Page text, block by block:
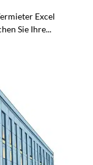
Excel
Sie Ihre...